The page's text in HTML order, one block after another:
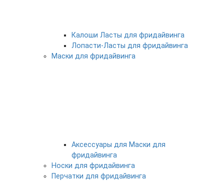
Калоши Ласты для фридайвинга
Лопасти-Ласты для фридайвинга
Маски для фридайвинга
Аксессуары для Маски для
фридайвинга
Носки для фридайвинга
Перчатки для фридайвинга